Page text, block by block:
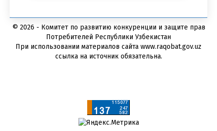
© 2026 - Комитет по развитию конкуренции и защите прав
Потребителей Республики Узбекистан
При использовании материалов сайта www.raqobat.gov.uz
ссылка на источник обязательна.